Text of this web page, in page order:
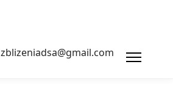
zblizeniadsa@gmail.com